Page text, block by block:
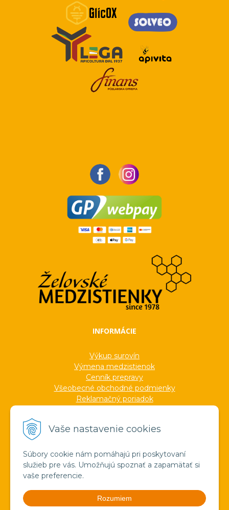
Vaše nastavenie cookies
Súbory cookie nám pomáhajú pri poskytovaní
služieb pre vás. Umožňujú spoznať a zapamätať si
vaše preferencie.
Rozumiem
INFORMÁCIE
Výkup surovín
Výmena medzistienok
Cenník prepravy
Všeobecné obchodné podmienky
Reklamačný poriadok
Formuláre
Ocenenia
Veľkoobchod
Verejné obstarávanie
Pravda o medzistienkach a vosku
Spoznajte náš región!